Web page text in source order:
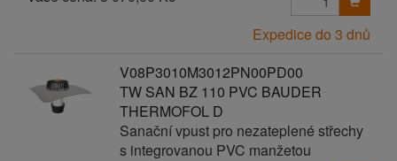
Expedice do 3 dnů
V08P3010M3012PN00PD00
TW SAN BZ 110 PVC BAUDER
THERMOFOL D
Sanační vpust pro nezateplené střechy
s integrovanou PVC manžetou